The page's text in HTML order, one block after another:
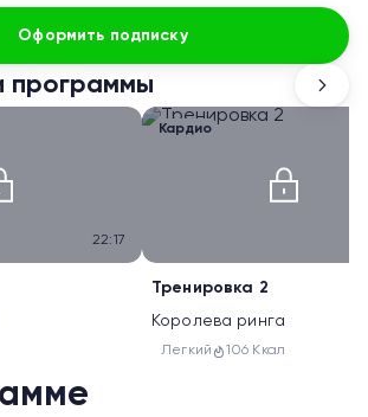
Оформить подписку
программы
22:17
Кардио
Тренировка 2
Королева ринга
Легкий 106 Ккал